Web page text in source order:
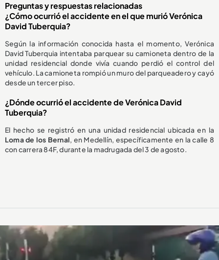
Preguntas y respuestas relacionadas
¿Cómo ocurrió el accidente en el que murió Verónica
David Tuberquia?
Según la información conocida hasta el momento, Verónica
David Tuberquia intentaba parquear su camioneta dentro de la
unidad residencial donde vivía cuando perdió el control del
vehículo. La camioneta rompió un muro del parqueadero y cayó
desde un tercer piso.
¿Dónde ocurrió el accidente de Verónica David
Tuberquia?
El hecho se registró en una unidad residencial ubicada en la
Loma de los Bernal, en Medellín, específicamente en la calle 8
con carrera 84F, durante la madrugada del 3 de agosto.